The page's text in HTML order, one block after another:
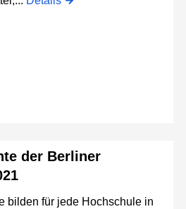
der Berliner
bilden für jede Hochschule in